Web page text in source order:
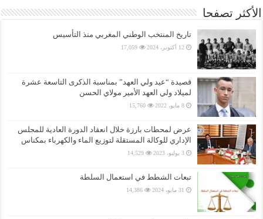
الأكثر تصفحا
تاريخ المنتخب الوطني المغربي منذ التأسيس
12 أكتوبر، 2024 17,059
قصيدة “عيد ولي العهد” بمناسبة الذكرى التاسعة عشرة
لميلاد ولي العهد الأمير مولاي الحسن
8 مايو، 2022 15,760
عرض لمحطات بارزة خلال انعقاد الدورة العادية للمجلس
الإداري للوكالة المستقلة لتوزيع الماء والكهرباء بمكناس
3 يوليو، 2023 14,529
تبعات الشطط في استعمال السلطة
31 مايو، 2024 14,386